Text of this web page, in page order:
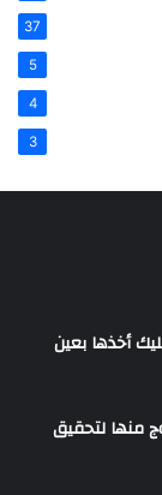
37
5
4
3
أخذها بعين
منها لتحقيق